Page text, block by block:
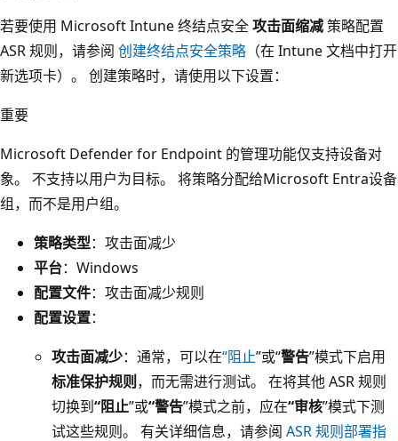
若要使用 Microsoft Intune 终结点安全攻击面缩减策略配置
ASR 规则，请参阅 创建终结点安全策略 （在 Intune 文档中打开
新选项卡）。 创建策略时，请使用以下设置：
重要
Microsoft Defender for Endpoint 的管理功能仅支持设备对
象。 不支持以用户为目标。 将策略分配给Microsoft Entra设备
组，而不是用户组。
策略类型：攻击面减少
平台：Windows
配置文件：攻击面减少规则
配置设置：
攻击面减少：通常，可以在“阻止”或“警告”模式下启用
标准保护规则，而无需进行测试。 在将其他 ASR 规则
切换到“阻止”或“警告”模式之前，应在“审核”模式下测
试这些规则。 有关详细信息，请参阅 ASR 规则部署指